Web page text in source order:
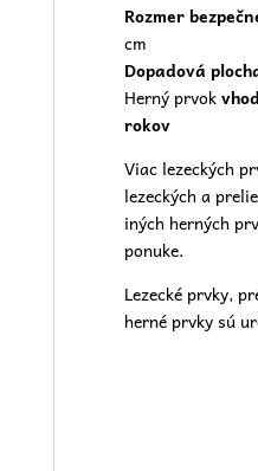
Rozmer
cm
Dopadová
Herný prvok
rokov
Viac lezeckých
lezeckých a
iných herných
ponuke.
Lezecké prvky,
herné prvky sú